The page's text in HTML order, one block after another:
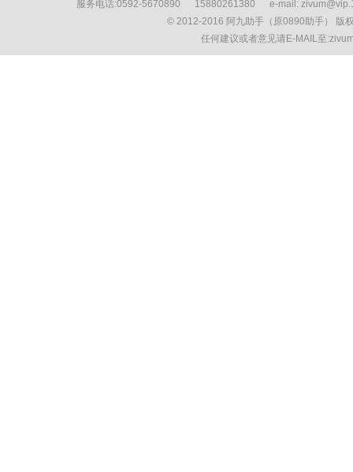
服务电话:0592-5670890 15880261380 e-mail:
© 2012-2016 阿九助手（原0890助手） 版
任何建议或者意见请E-MAIL至